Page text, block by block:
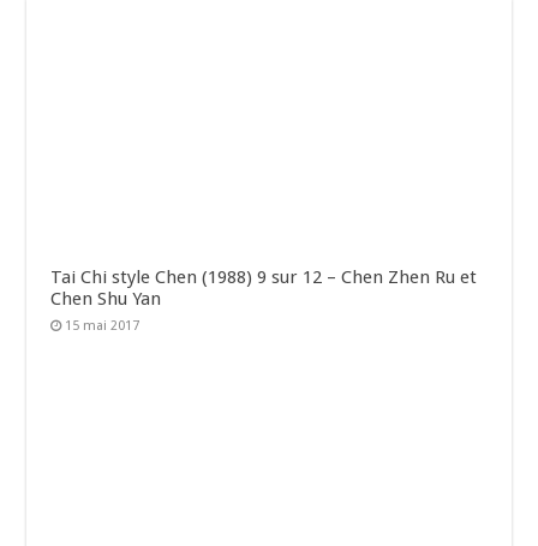
Tai Chi style Chen (1988) 9 sur 12 – Chen Zhen Ru et
Chen Shu Yan
15 mai 2017